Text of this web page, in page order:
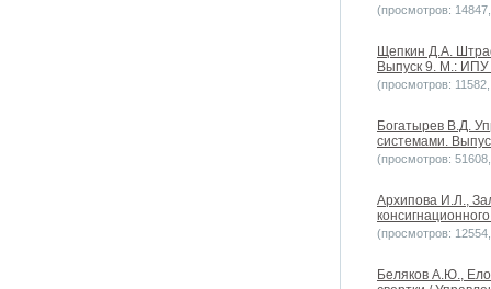
(просмотров:
Щепкин Д.А.
Выпуск 9. М.:
(просмотров:
Богатырев В.Д.
системами.
(просмотров:
Архипова И.Л.,
(просмотров:
Беляков А.Ю.,